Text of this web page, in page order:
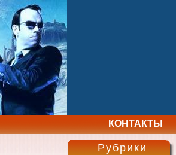
КОНТАКТЫ
Рубрики